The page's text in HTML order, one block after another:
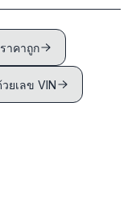
าคาถูก
ยเลข VIN